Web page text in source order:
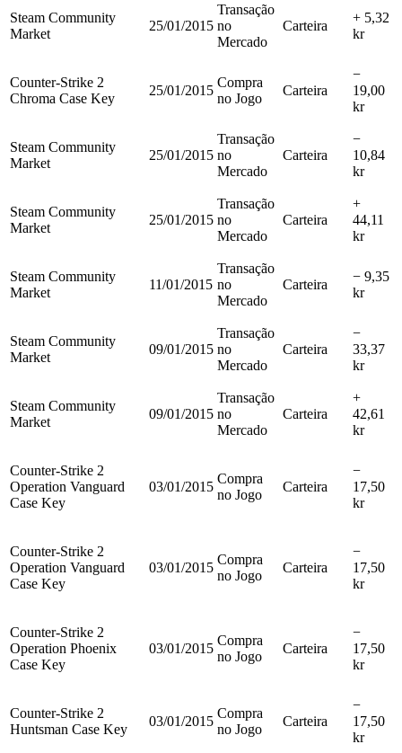
Steam Community
Market
25/01/2015
Transação
no
Mercado
Carteira
+ 5,32
kr
Counter-Strike 2
Chroma Case Key
25/01/2015
Compra
no Jogo
Carteira
−
19,00
kr
Steam Community
Market
25/01/2015
Transação
no
Mercado
Carteira
−
10,84
kr
Steam Community
Market
25/01/2015
Transação
no
Mercado
Carteira
+
44,11
kr
Steam Community
Market
11/01/2015
Transação
no
Mercado
Carteira
− 9,35
kr
Steam Community
Market
09/01/2015
Transação
no
Mercado
Carteira
−
33,37
kr
Steam Community
Market
09/01/2015
Transação
no
Mercado
Carteira
+
42,61
kr
Counter-Strike 2
Operation Vanguard
Case Key
03/01/2015
Compra
no Jogo
Carteira
−
17,50
kr
Counter-Strike 2
Operation Vanguard
Case Key
03/01/2015
Compra
no Jogo
Carteira
−
17,50
kr
Counter-Strike 2
Operation Phoenix
Case Key
03/01/2015
Compra
no Jogo
Carteira
−
17,50
kr
Counter-Strike 2
Huntsman Case Key
03/01/2015
Compra
no Jogo
Carteira
−
17,50
kr